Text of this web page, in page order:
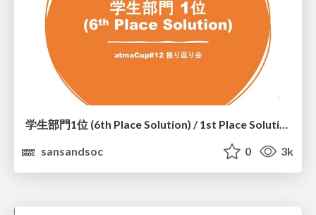
学生部門1位 (6th Place Solution) / 1st Place Solution in The Student Category (6th Place Solution)
sansandsoc
0 3k